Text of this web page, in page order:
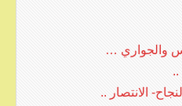
والجواري …
..
الانتصار ..